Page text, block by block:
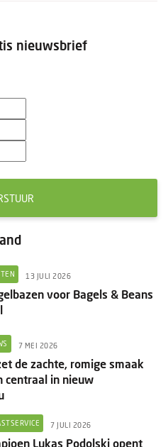
nieuwsbrief
13 JULI 2026
voor Bagels & Beans
7 MEI 2026
de zachte, romige smaak
centraal in nieuw
7 JULI 2026
Lukas Podolski opent